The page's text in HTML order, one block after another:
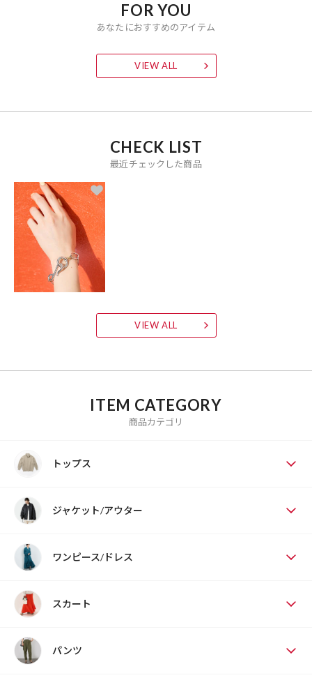
FOR YOU
あなたにおすすめのアイテム
VIEW ALL
CHECK LIST
最近チェックした商品
VIEW ALL
ITEM CATEGORY
商品カテゴリ
トップス
ジャケット/アウター
ワンピース/ドレス
スカート
パンツ